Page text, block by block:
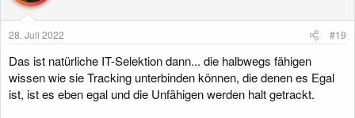
n
n
28. Juli 2022 #19
Das ist natürliche IT-Selektion dann... die halbwegs fähigen
wissen wie sie Tracking unterbinden können, die denen es Egal
ist, ist es eben egal und die Unfähigen werden halt getrackt.